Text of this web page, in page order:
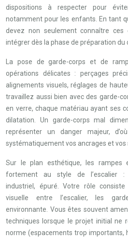
dispositions à respecter pour
notamment pour les enfants. En tant
devez non seulement connaître ces
intégrer dès la phase de préparation du
La pose de garde-corps et de
opérations délicates : perçages
alignements visuels, réglages de
travaillez aussi bien avec des garde-
en verre, chaque matériau ayant ses
dilatation. Un garde-corps mal
représenter un danger majeur,
systématiquement vos ancrages et vos
Sur le plan esthétique, les rampes
fortement au style de l’escalier :
industriel, épuré. Votre rôle
visuelle entre l’escalier, les
environnante. Vous êtes souvent
techniques lorsque le projet initial ne
norme (espacements trop importants,